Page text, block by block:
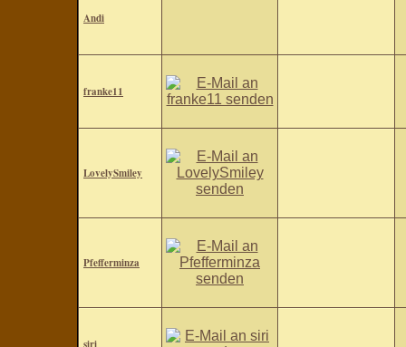
Andi
franke11
LovelySmiley
Pfefferminza